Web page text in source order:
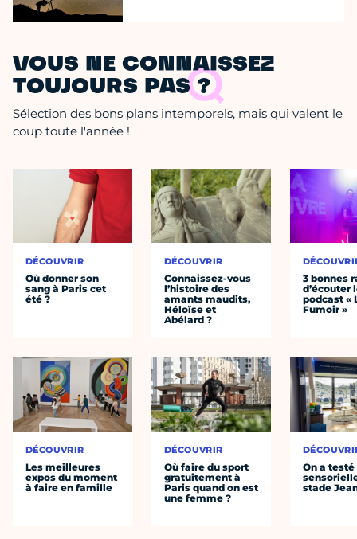
VOUS NE CONNAISSEZ
TOUJOURS PAS ?
Sélection des bons plans intemporels, mais qui valent le
coup toute l'année !
DÉCOUVRIR
Où donner son
sang à Paris cet
été ?
DÉCOUVRIR
Les meilleures
expos du moment
à faire en famille
DÉCOUVRIR
Connaissez-vous
l’histoire des
amants maudits,
Héloïse et
Abélard ?
DÉCOUVRIR
Où faire du sport
gratuitement à
Paris quand on est
une femme ?
3 bonnes
d’écouter
podcast «
Fumoir »
On a
stade